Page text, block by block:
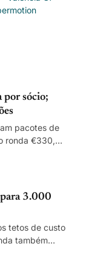
por sócio;
pacotes de
ronda €330,
se.
3.000
tetos de custo
também